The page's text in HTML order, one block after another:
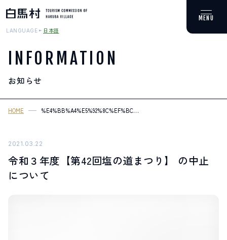
MOUNTAIN & TREKKING
登山・トレッキング
スキー場
HOT SPRING
温泉
LANGUAGE 日本語
INFORMATION
お知らせ
HOME
2021.03.22
令和３年度【第42回塩の道まつり】 の中止
について